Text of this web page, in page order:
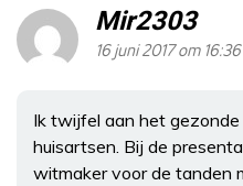
Mir2303
16 juni 2017 om 16:36
Ik twijfel aan het
huisartsen. Bij de
witmaker voor de tanden